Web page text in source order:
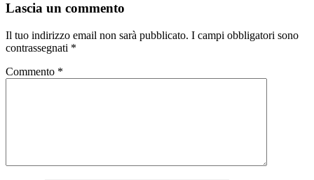
Lascia un commento
Il tuo indirizzo email non sarà pubblicato. I campi obbligatori sono
contrassegnati *
Commento *